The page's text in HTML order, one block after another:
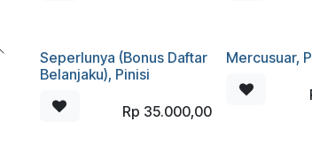
Seperlunya (Bonus Daftar
Belanjaku), Pinisi
Rp 35.000,00
Mercusuar,